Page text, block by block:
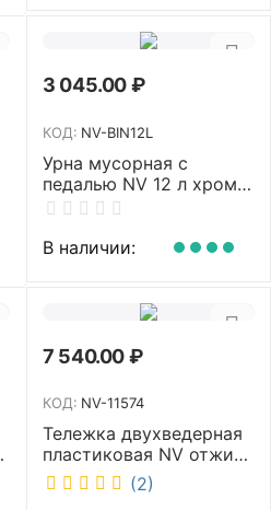
3 045.00₽
КОД: NV-BIN12L
Урна мусорная с
педалью NV 12 л хром
NV-BIN12L
В наличии:
7 540.00₽
КОД: NV-11574
Тележка двухведерная
пластиковая NV отжим
2х23л NV-11574
(2)